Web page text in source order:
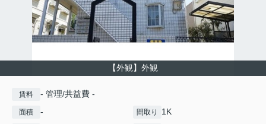
【外観】外観
賃料 - 管理/共益費 -
面積 - 間取り 1K